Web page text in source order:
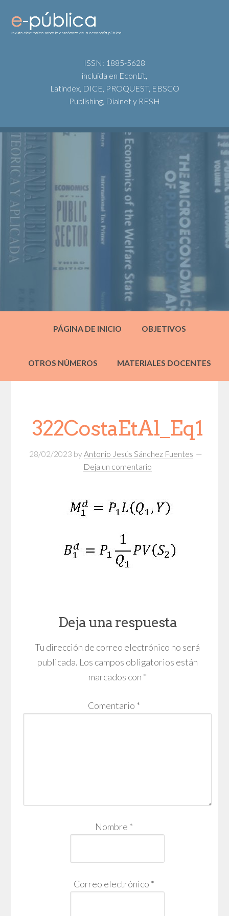
ISSN: 1885-5628
incluida en EconLit,
Latindex, DICE, PROQUEST, EBSCO
Publishing, Dialnet y RESH
PÁGINA DE INICIO OBJETIVOS
OTROS NÚMEROS MATERIALES DOCENTES
322CostaEtAl_Eq1
28/02/2023 by Antonio Jesús Sánchez Fuentes
Deja un comentario
Deja una respuesta
Tu dirección de correo electrónico no será
publicada. Los campos obligatorios están
marcados con *
Comentario *
Nombre *
Correo electrónico *